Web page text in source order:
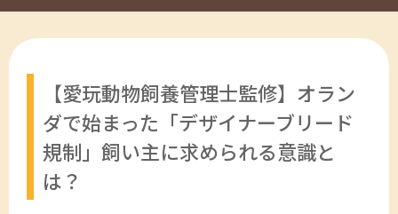
【愛玩動物飼養管理士監修】オラン
ダで始まった「デザイナーブリード
規制」飼い主に求められる意識と
は？